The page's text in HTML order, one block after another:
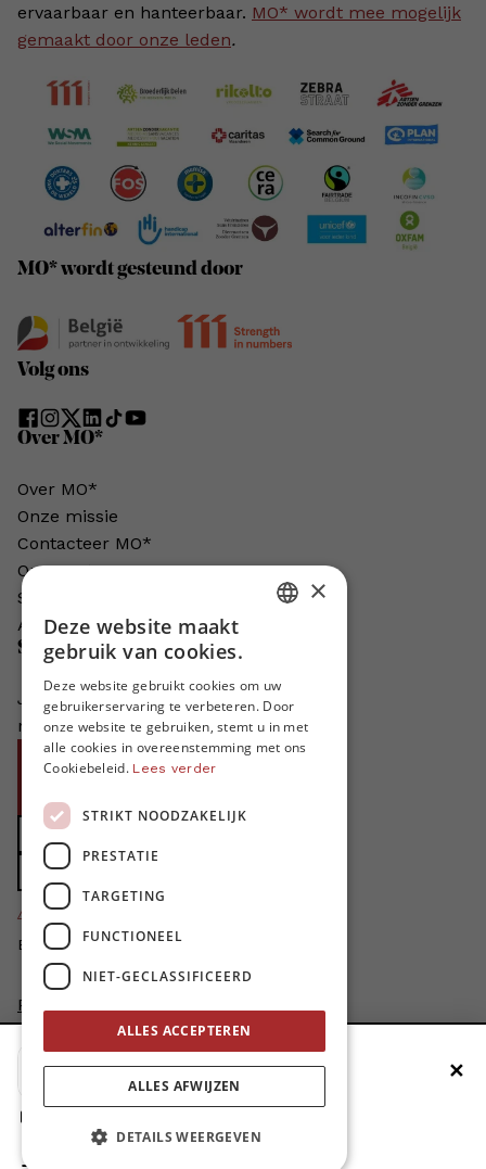
ervaarbaar en hanteerbaar. MO* wordt mee mogelijk
gemaakt door onze leden.
MO* wordt gesteund door
Volg ons
Over MO*
Over MO*
Onze missie
Contacteer MO*
Onze auteurs
Schrijven voor MO*?
Adverteren in MO*
Steun MO*
Je helpt ons groeien. MO* bestaat
niet zonder jouw steun!
Doe een gift
Zet MO* in uw testament
4424
Bedankt voor jullie steun!
Privacybeleid
Disclaimer
AI Charter
Cookievoorkeuren aanpassen
site by
Voeg MO* toe aan je beginscherm ✕
1. Druk op de deelknop
2. Scrol naar beneden
ENGLISH
×
Deze website maakt
gebruik van cookies.
Deze website gebruikt cookies om uw
gebruikerservaring te verbeteren. Door
onze website te gebruiken, stemt u in met
alle cookies in overeenstemming met ons
Cookiebeleid. Lees verder
STRIKT NOODZAKELIJK
PRESTATIE
TARGETING
FUNCTIONEEL
NIET-GECLASSIFICEERD
ALLES ACCEPTEREN
ALLES AFWIJZEN
DETAILS WEERGEVEN